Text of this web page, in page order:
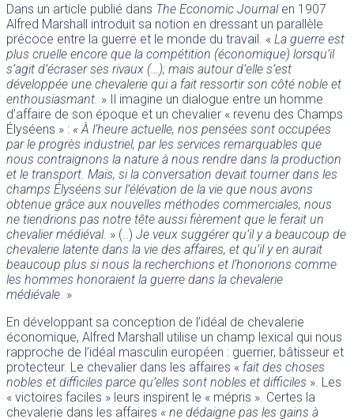
Dans un article publié dans The Economic Journalen 1907
Alfred Marshall introduit sa notion en dressant un parallèle
précoce entre la guerre et le monde du travail. « La guerre est
plus cruelle encore que la compétition (économique) lorsqu’il
s’agit d’écraser ses rivaux (…); mais autour d’elle s’est
développée une chevalerie qui a fait ressortir son côté noble et
enthousiasmant. » Il imagine un dialogue entre un homme
d’affaire de son époque et un chevalier « revenu des Champs
Élyséens » : « À l’heure actuelle, nos pensées sont occupées
par le progrès industriel, par les services remarquables que
nous contraignons la nature à nous rendre dans la production
et le transport. Mais, si la conversation devait tourner dans les
champs Élyséens sur l’élévation de la vie que nous avons
obtenue grâce aux nouvelles méthodes commerciales, nous
ne tiendrions pas notre tête aussi fièrement que le ferait un
chevalier médiéval. » (..) Je veux suggérer qu’il y a beaucoup de
chevalerie latente dans la vie des affaires, et qu’il y en aurait
beaucoup plus si nous la recherchions et l’honorions comme
les hommes honoraient la guerre dans la chevalerie
médiévale . »
En développant sa conception de l’idéal de chevalerie
économique, Alfred Marshall utilise un champ lexical qui nous
rapproche de l’idéal masculin européen : guerrier, bâtisseur et
protecteur. Le chevalier dans les affaires « fait des choses
nobles et difficiles parce qu’elles sont nobles et difficiles ». Les
« victoires faciles » leurs inspirent le « mépris ». Certes la
chevalerie dans les affaires « ne dédaigne pas les gains à